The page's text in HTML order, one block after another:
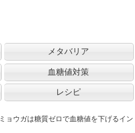
メタバリア
血糖値対策
レシピ
ミョウガは糖質ゼロで血糖値を下げるイン